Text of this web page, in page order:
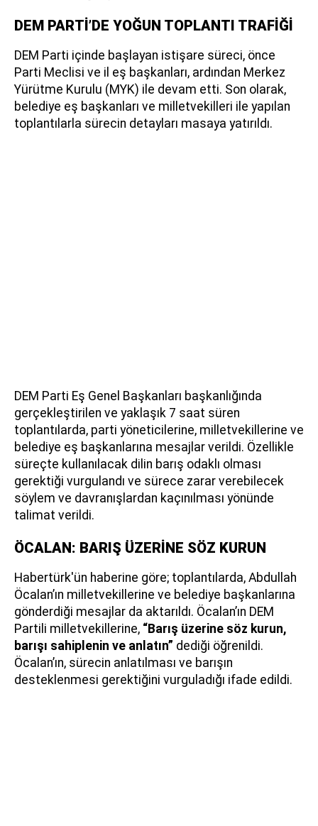
DEM PARTİ’DE YOĞUN TOPLANTI TRAFİĞİ
DEM Parti içinde başlayan istişare süreci, önce
Parti Meclisi ve il eş başkanları, ardından Merkez
Yürütme Kurulu (MYK) ile devam etti. Son olarak,
belediye eş başkanları ve milletvekilleri ile yapılan
toplantılarla sürecin detayları masaya yatırıldı.
DEM Parti Eş Genel Başkanları başkanlığında
gerçekleştirilen ve yaklaşık 7 saat süren
toplantılarda, parti yöneticilerine, milletvekillerine ve
belediye eş başkanlarına mesajlar verildi. Özellikle
süreçte kullanılacak dilin barış odaklı olması
gerektiği vurgulandı ve sürece zarar verebilecek
söylem ve davranışlardan kaçınılması yönünde
talimat verildi.
ÖCALAN: BARIŞ ÜZERİNE SÖZ KURUN
Habertürk'ün haberine göre; toplantılarda, Abdullah
Öcalan’ın milletvekillerine ve belediye başkanlarına
gönderdiği mesajlar da aktarıldı. Öcalan’ın DEM
Partili milletvekillerine, “Barış üzerine söz kurun,
barışı sahiplenin ve anlatın” dediği öğrenildi.
Öcalan’ın, sürecin anlatılması ve barışın
desteklenmesi gerektiğini vurguladığı ifade edildi.